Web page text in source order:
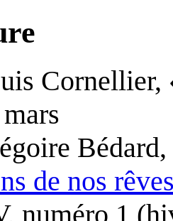
de nos
numéro 1